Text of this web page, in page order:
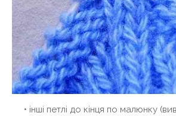
• інші петлі до кінця по малюнку